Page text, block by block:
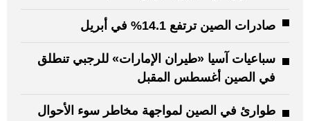
صادرات الصين ترتفع 14.1% في أبريل
سباعيات آسيا «طيران الإمارات» للرجبي تنطلق
في الصين أغسطس المقبل
طوارئ في الصين لمواجهة مخاطر سوء الأحوال